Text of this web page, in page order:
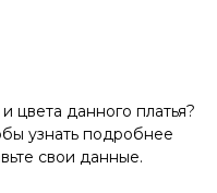
цвета данного платья?
узнать подробнее
свои данные.